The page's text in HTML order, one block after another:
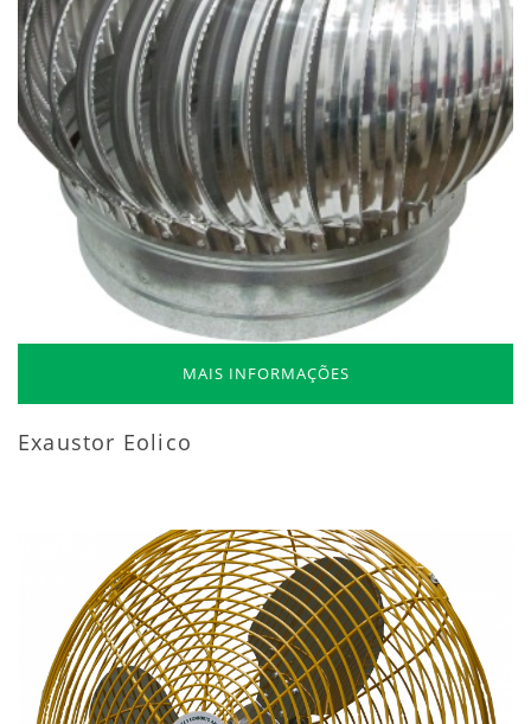
MAIS INFORMAÇÕES
Exaustor Eolico